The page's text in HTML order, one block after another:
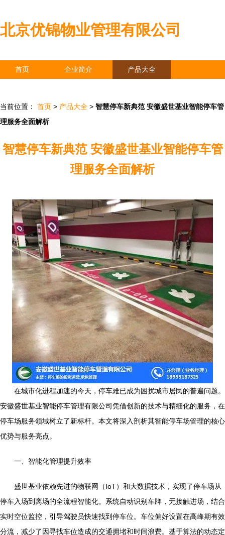
北京优锦物业管理有限公司
首页 企业简介 产品大全
当前位置： 首页 > 产品大全 > 智慧停车新典范 安徽盛世基业智能停车管
理服务全面解析
智慧停车新典范 安徽盛世基业智能停车管
理服务全面解析
在城市化进程加速的今天，停车难已成为困扰城市居民的普遍问题。
安徽盛世基业智能停车管理有限公司凭借创新的技术与精细化的服务，在
停车场服务领域树立了新标杆。本文将深入剖析其智能停车场管理的核心
优势与服务亮点。
一、智能化管理提升效率
盛世基业依赖先进的物联网（IoT）和大数据技术，实现了停车场从
停车入场到离场的全流程智能化。系统自动识别车牌，无接触进场，结合
实时空位监控，引导驾驶员快速找到停车位。车位偏好设置在高峰期有效
分流，减少了因寻找车位造成的交通拥堵和时间浪费。基于算法的动态定